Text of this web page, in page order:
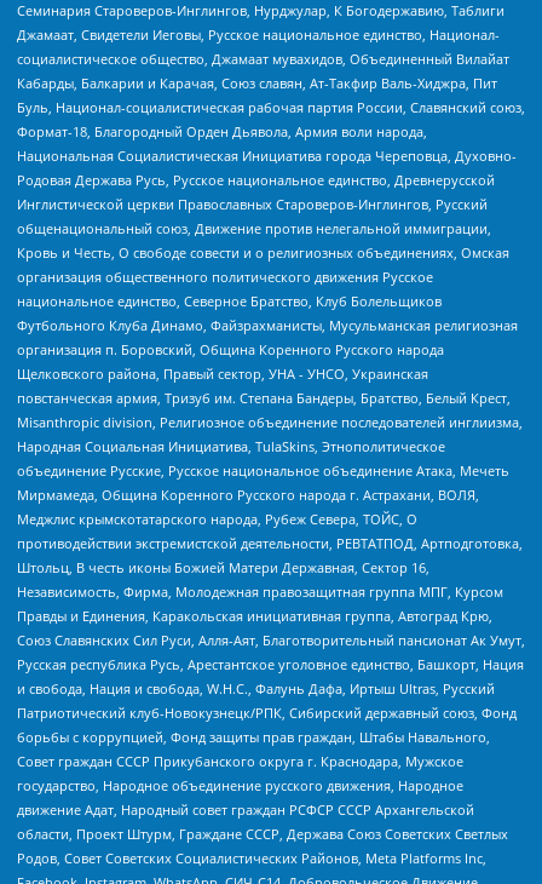
Семинария Староверов-Инглингов, Нурджулар, К Богодержавию, Таблиги
Джамаат, Свидетели Иеговы, Русское национальное единство, Национал-
социалистическое общество, Джамаат мувахидов, Объединенный Вилайат
Кабарды, Балкарии и Карачая, Союз славян, Ат-Такфир Валь-Хиджра, Пит
Буль, Национал-социалистическая рабочая партия России, Славянский союз,
Формат-18, Благородный Орден Дьявола, Армия воли народа,
Национальная Социалистическая Инициатива города Череповца, Духовно-
Родовая Держава Русь, Русское национальное единство, Древнерусской
Инглистической церкви Православных Староверов-Инглингов, Русский
общенациональный союз, Движение против нелегальной иммиграции,
Кровь и Честь, О свободе совести и о религиозных объединениях, Омская
организация общественного политического движения Русское
национальное единство, Северное Братство, Клуб Болельщиков
Футбольного Клуба Динамо, Файзрахманисты, Мусульманская религиозная
организация п. Боровский, Община Коренного Русского народа
Щелковского района, Правый сектор, УНА - УНСО, Украинская
повстанческая армия, Тризуб им. Степана Бандеры, Братство, Белый Крест,
Misanthropic division, Религиозное объединение последователей инглиизма,
Народная Социальная Инициатива, TulaSkins, Этнополитическое
объединение Русские, Русское национальное объединение Атака, Мечеть
Мирмамеда, Община Коренного Русского народа г. Астрахани, ВОЛЯ,
Меджлис крымскотатарского народа, Рубеж Севера, ТОЙС, О
противодействии экстремистской деятельности, РЕВТАТПОД, Артподготовка,
Штольц, В честь иконы Божией Матери Державная, Сектор 16,
Независимость, Фирма, Молодежная правозащитная группа МПГ, Курсом
Правды и Единения, Каракольская инициативная группа, Автоград Крю,
Союз Славянских Сил Руси, Алля-Аят, Благотворительный пансионат Ак Умут,
Русская республика Русь, Арестантское уголовное единство, Башкорт, Нация
и свобода, Нация и свобода, W.H.С., Фалунь Дафа, Иртыш Ultras, Русский
Патриотический клуб-Новокузнецк/РПК, Сибирский державный союз, Фонд
борьбы с коррупцией, Фонд защиты прав граждан, Штабы Навального,
Совет граждан СССР Прикубанского округа г. Краснодара, Мужское
государство, Народное объединение русского движения, Народное
движение Адат, Народный совет граждан РСФСР СССР Архангельской
области, Проект Штурм, Граждане СССР, Держава Союз Советских Светлых
Родов, Совет Советских Социалистических Районов, Meta Platforms Inc,